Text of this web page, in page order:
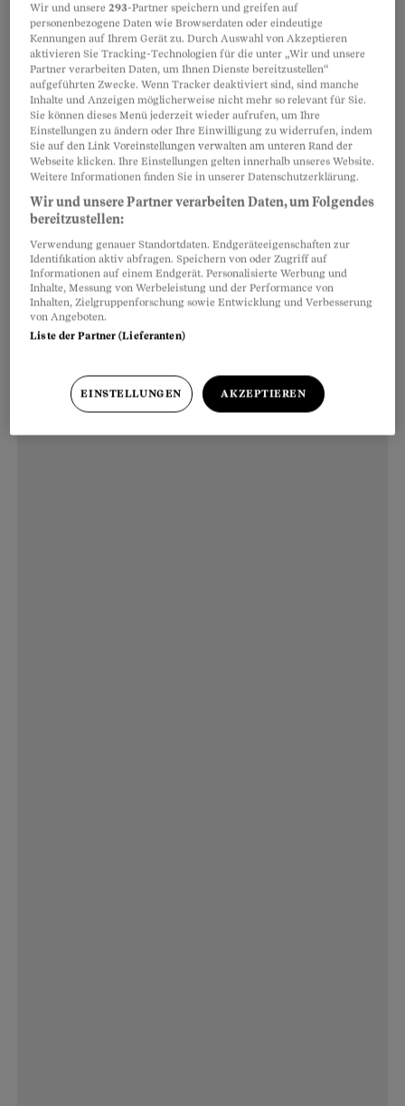
Teilen Merken
Artikel teilen
BGE149 V 224: Teilinvalide Personen können
eine Langzeit-Physiotherapiezum Erhalt der
Restarbeitsfähigkeitauch dann weiterhin
erhalten, wenn sie das Referenzalter der AHV
erreicht haben.
Wir und unsere293-Partner speichern und greifen auf
personenbezogene Daten wie Browserdaten oder eindeutige
Kennungen auf Ihrem Gerät zu. Durch Auswahl von Akzeptieren
aktivieren Sie Tracking-Technologien für die unter „Wir und unsere
Partner verarbeiten Daten, um Ihnen Dienste bereitzustellen“
aufgeführten Zwecke. Wenn Tracker deaktiviert sind, sind manche
Inhalte und Anzeigen möglicherweise nicht mehr so relevant für Sie.
Sie können dieses Menü jederzeit wieder aufrufen, um Ihre
Einstellungen zu ändern oder Ihre Einwilligung zu widerrufen, indem
Sie auf den Link Voreinstellungen verwalten am unteren Rand der
Webseite klicken. Ihre Einstellungen gelten innerhalb unseres Website.
Weitere Informationen finden Sie in unserer Datenschutzerklärung.
Wir und unsere Partner verarbeiten Daten, um Folgendes
bereitzustellen:
Verwendung genauer Standortdaten. Endgeräteeigenschaften zur
Identifikation aktiv abfragen. Speichern von oder Zugriff auf
Informationen auf einem Endgerät. Personalisierte Werbung und
Inhalte, Messung von Werbeleistung und der Performance von
Inhalten, Zielgruppenforschung sowie Entwicklung und Verbesserung
von Angeboten.
Liste der Partner (Lieferanten)
EINSTELLUNGEN AKZEPTIEREN